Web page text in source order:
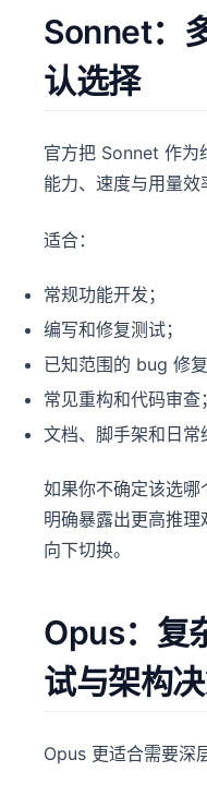
Sonnet：
认选择
官方把 Sonnet 作为
能力、速度与用量效
适合：
常规功能开发；
编写和修复测试；
已知范围的 bug 修复
常见重构和代码审查；
文档、脚手架和日常
如果你不确定该选
明确暴露出更高推
向下切换。
Opus：复
试与架构
Opus 更适合需要深